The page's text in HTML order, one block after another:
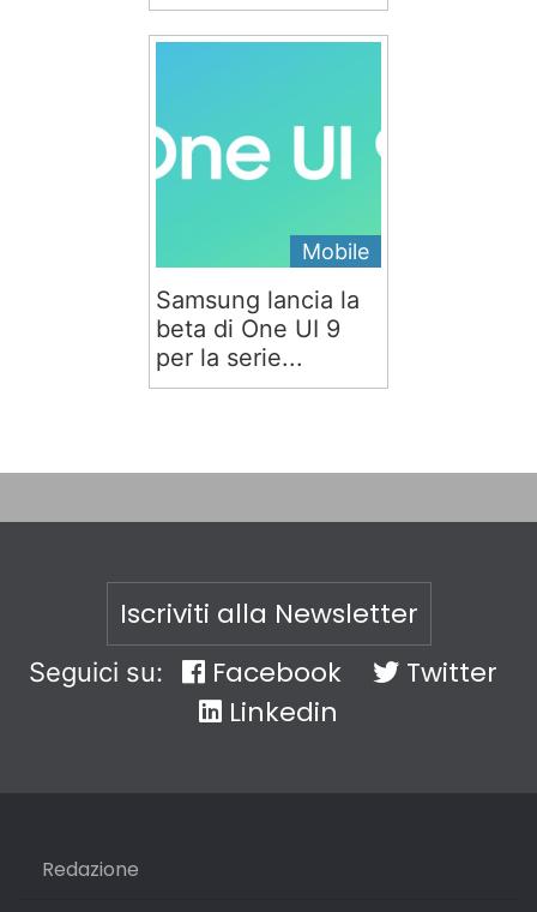
Mobile
Samsung lancia la
beta di One UI 9
per la serie...
Iscriviti alla Newsletter
Seguici su: Facebook
Twitter
Linkedin
Redazione